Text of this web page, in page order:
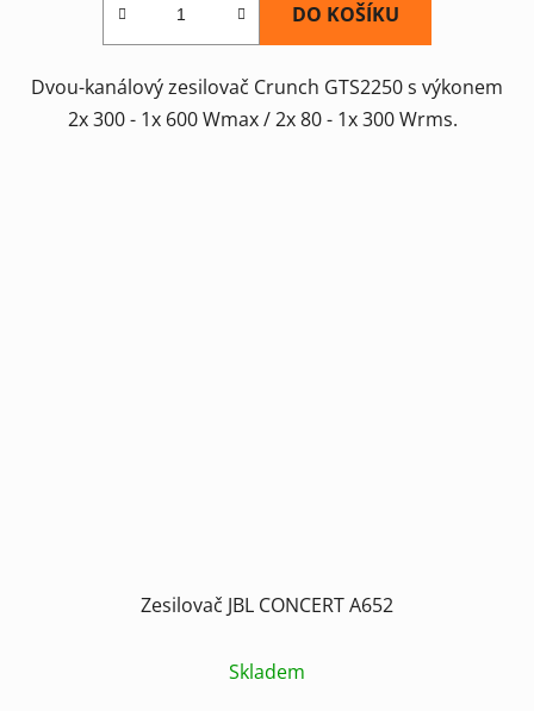
DO KOŠÍKU
Dvou-kanálový zesilovač Crunch GTS2250 s výkonem
2x 300 - 1x 600 Wmax / 2x 80 - 1x 300 Wrms.
Zesilovač JBL CONCERT A652
Skladem